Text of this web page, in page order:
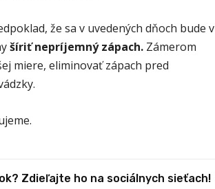
že sa v uvedených dňoch bude v
šíriť nepríjemný zápach. Zámerom
miere, eliminovať zápach pred
Zdieľajte ho na sociálnych sieťach!